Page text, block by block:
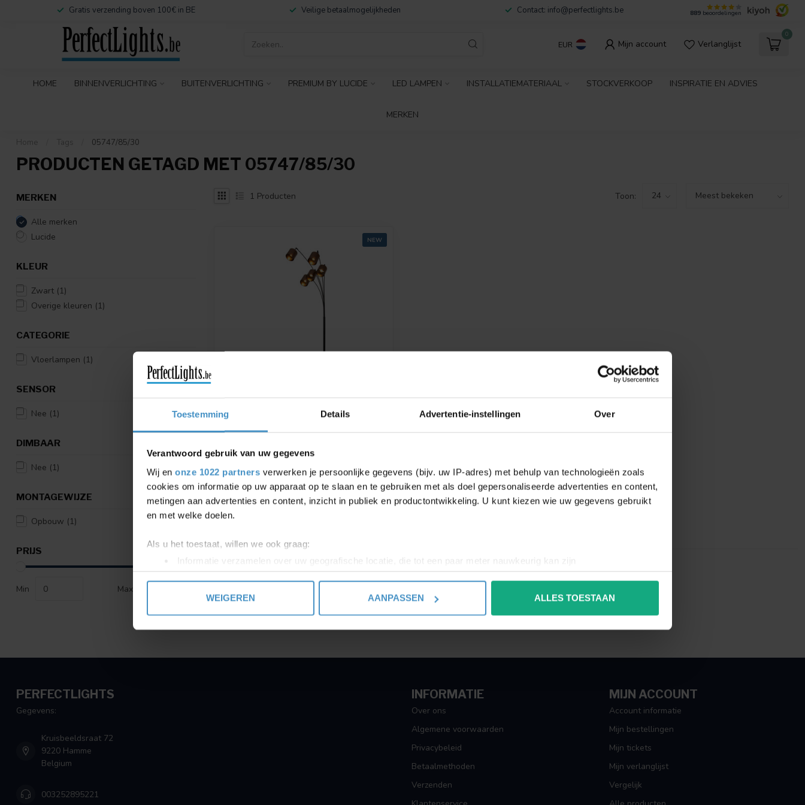
Toestemming Details Advertentie-instellingen Over
Verantwoord gebruik van uw gegevens
Wij en onze 1022 partners verwerken je persoonlijke gegevens (bijv. uw IP-adres) met behulp van technologieën zoals
cookies om informatie op uw apparaat op te slaan en te gebruiken met als doel gepersonaliseerde advertenties en content,
metingen aan advertenties en content, inzicht in publiek en productontwikkeling. U kunt kiezen wie uw gegevens gebruikt
en met welke doelen.
Als u het toestaat, willen we ook graag:
Informatie verzamelen over uw geografische locatie, die tot een paar meter nauwkeurig kan zijn
Uw apparaat identificeren door het actief te scannen op specifieke eigenschappen (fingerprinting)
toestemming op elk moment wijzigen of intrekken in de Cookieverklaring.
WEIGEREN AANPASSEN ALLES TOESTAAN
Gratis verzending boven 100€ in BE Veilige betaalmogelijkheden Contact: info@perfectlights.be 889 beoordelingen
EUR Mijn account Verlanglijst
0
HOME BINNENVERLICHTING BUITENVERLICHTING PREMIUM BY LUCIDE LED LAMPEN INSTALLATIEMATERIAAL STOCKVERKOOP INSPIRATIE EN ADVIES
MERKEN
Home Tags 05747/85/30
PRODUCTEN GETAGD MET 05747/85/30
MERKEN
Alle merken
Lucide
KLEUR
Zwart (1)
Overige kleuren (1)
CATEGORIE
Vloerlampen (1)
SENSOR
Nee (1)
DIMBAAR
Nee (1)
MONTAGEWIJZE
Opbouw (1)
PRIJS
Min Max
1 Producten Toon:
NEW
RANKOS - VLOERLAMP - 5XE14 -
ZWART
05747/85/30
€198,95
Vergelijk
PERFECTLIGHTS
Gegevens:
Kruisbeeldsraat 72
9220 Hamme
Belgium
003252895221
INFORMATIE
Over ons
Algemene voorwaarden
Privacybeleid
Betaalmethoden
Verzenden
MIJN ACCOUNT
Account informatie
Mijn bestellingen
Mijn tickets
Mijn verlanglijst
Vergelijk